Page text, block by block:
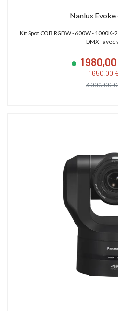
Nanlux
Kit Spot COB RGBW - 600W -
DMX - avec
1
1 650,00
3 096,00 €